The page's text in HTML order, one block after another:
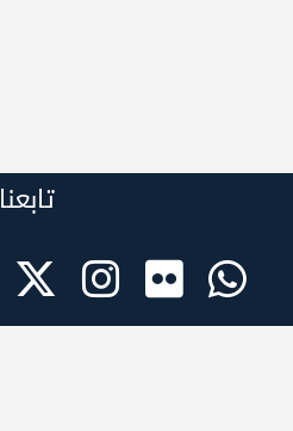
تابعنا